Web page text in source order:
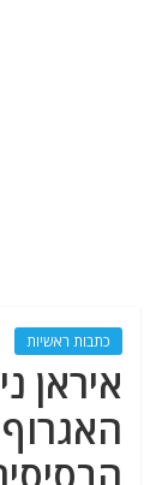
כתבות ראשיות
איראן